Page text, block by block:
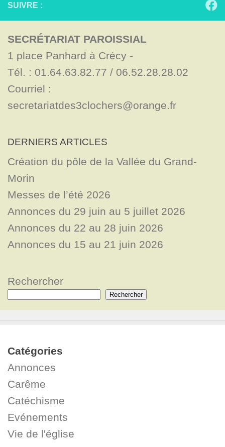
SUIVRE :
SECRÉTARIAT PAROISSIAL
1 place Panhard à Crécy -
Tél. : 01.64.63.82.77 / 06.52.28.28.02
Courriel :
secretariatdes3clochers@orange.fr
DERNIERS ARTICLES
Création du pôle de la Vallée du Grand-
Morin
Messes de l’été 2026
Annonces du 29 juin au 5 juillet 2026
Annonces du 22 au 28 juin 2026
Annonces du 15 au 21 juin 2026
Rechercher
Rechercher
Catégories
Annonces
Carême
Catéchisme
Evénements
Vie de l'église